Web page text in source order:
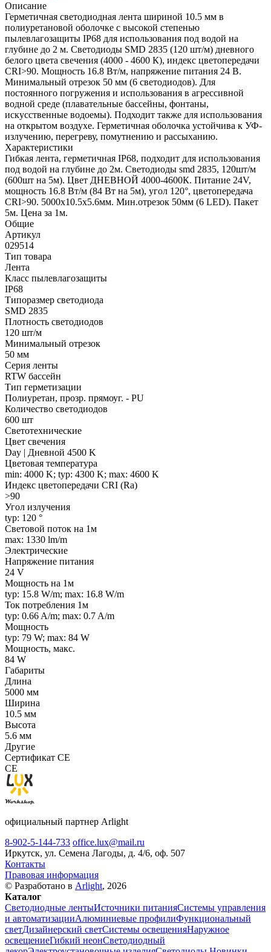
Описание
Герметичная светодиодная лента шириной 10.5 мм в
полиуретановой оболочке с высокой степенью
пылевлагозащиты IP68 для использования под водой на
глубине до 2 м. Светодиоды SMD 2835 (120 шт/м) дневного
белого цвета свечения (4000 - 4600 К), индекс цветопередачи
CRI>90. Мощность 16.8 Вт/м, напряжение питания 24 В.
Минимальный отрезок 50 мм (6 светодиодов). Для
постоянного погружения и использования в агрессивной
водной среде (плавательные бассейны, фонтаны,
искусственные водоемы). Подходит также для использования
на открытом воздухе. Герметичная оболочка устойчива к УФ-
излучению, перегреву, помутнению и рассыханию.
Характеристики
Гибкая лента, герметичная IP68, подходит для использования
под водой на глубине до 2м. Светодиоды smd 2835, 120шт/м
(600шт на 5м). Цвет ДНЕВНОЙ 4000-4600К. Питание 24V,
мощность 16.8 Вт/м (84 Вт на 5м), угол 120°, цветопередача
CRI>90. 5000х10.5х5.6мм. Мин.отрезок 50мм (6 LED). Пакет
5м. Цена за 1м.
Общие
Артикул
029514
Тип товара
Лента
Класс пылевлагозащиты
IP68
Типоразмер светодиода
SMD 2835
Плотность светодиодов
120 шт/м
Минимальный отрезок
50 мм
Серия ленты
RTW бассейн
Тип герметизации
Полиуретан, прозр. прямоуг. - PU
Количество светодиодов
600 шт
Светотехнические
Цвет свечения
Day | Дневной 4500 K
Цветовая температура
min: 4000 K; typ: 4300 K; max: 4600 K
Индекс цветопередачи CRI (Ra)
>90
Угол излучения
typ: 120 °
Световой поток на 1м
max: 1330 lm/m
Электрические
Напряжение питания
24 V
Мощность на 1м
typ: 15.8 W/m; max: 16.8 W/m
Ток потребления 1м
typ: 0.66 A/m; max: 0.7 A/m
Мощность
typ: 79 W; max: 84 W
Мощность, макс.
84 W
Габариты
Длина
5000 мм
Ширина
10.5 мм
Высота
5.6 мм
Другие
Сертификат CE
CE
официальный партнер Arlight
8-902-5-144-733 office.lux@mail.ru
Иркутск, ул. Семена Лагоды, д. 4/6, оф. 507
Контакты
Правовая информация
© Разработано в Arlight, 2026
Каталог
Светодиодные лентыИсточники питанияСистемы управления
и автоматизацииАлюминиевые профилиФункциональный
светДизайнерский светСистемы освещенияНаружное
освещениеГибкий неонСветодиодный